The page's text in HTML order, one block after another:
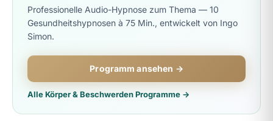
Professionelle Audio-Hypnose zum Thema — 10
Gesundheitshypnosen à 75 Min., entwickelt von Ingo
Simon.
Programm ansehen →
Alle Körper & Beschwerden Programme →